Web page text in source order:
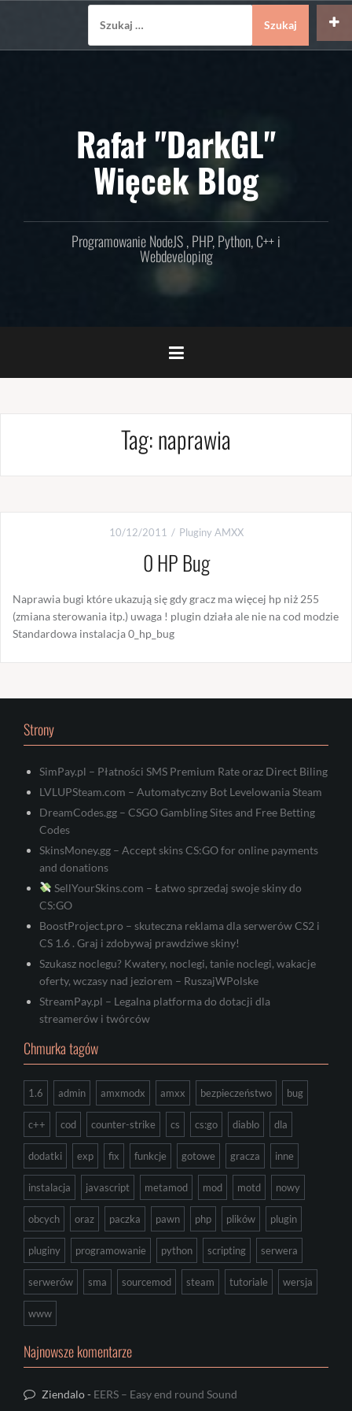
Rafał "DarkGL"
Więcek Blog
Programowanie NodeJS , PHP, Python, C++ i
Webdeveloping
Tag:naprawia
10/12/2011 Pluginy AMXX
0 HP Bug
Naprawia bugi które ukazują się gdy gracz ma więcej hp niż 255
(zmiana sterowania itp.) uwaga ! plugin działa ale nie na cod modzie
Standardowa instalacja 0_hp_bug
Strony
SimPay.pl – Płatności SMS Premium Rate oraz Direct Biling
LVLUPSteam.com – Automatyczny Bot Levelowania Steam
DreamCodes.gg – CSGO Gambling Sites and Free Betting
Codes
SkinsMoney.gg – Accept skins CS:GO for online payments
and donations
SellYourSkins.com – Łatwo sprzedaj swoje skiny do
CS:GO
BoostProject.pro – skuteczna reklama dla serwerów CS2 i
CS 1.6 . Graj i zdobywaj prawdziwe skiny!
Szukasz noclegu? Kwatery, noclegi, tanie noclegi, wakacje
oferty, wczasy nad jeziorem – RuszajWPolske
StreamPay.pl – Legalna platforma do dotacji dla
streamerów i twórców
Chmurka tagów
1.6 admin amxmodx amxx bezpieczeństwo bug
c++ cod counter-strike cs cs:go diablo dla
dodatki exp fix funkcje gotowe gracza inne
instalacja javascript metamod mod motd nowy
obcych oraz paczka pawn php plików plugin
pluginy programowanie python scripting serwera
serwerów sma sourcemod steam tutoriale wersja
www
Najnowsze komentarze
Ziendalo- EERS – Easy end round Sound